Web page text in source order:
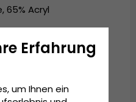
65% Acryl
Erfahrung
um Ihnen ein